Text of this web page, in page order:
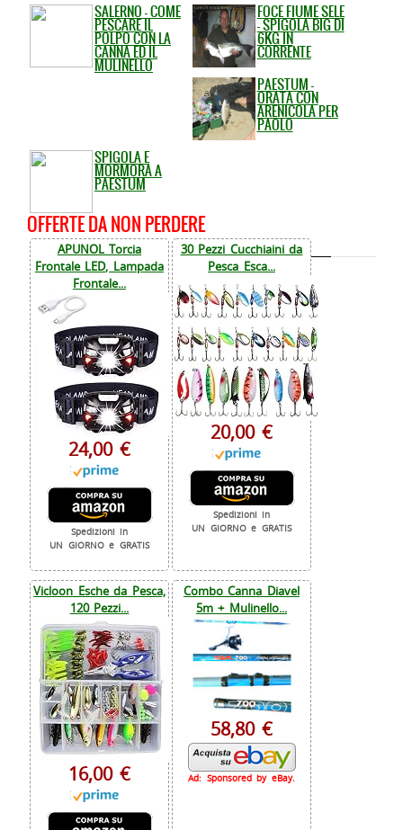
SALERNO - COME
PESCARE IL
POLPO CON LA
CANNA ED IL
MULINELLO
FOCE FIUME SELE
- SPIGOLA BIG DI
6KG IN
CORRENTE
PAESTUM -
ORATA CON
ARENICOLA PER
PAOLO
SPIGOLA E
MORMORA A
PAESTUM
OFFERTE DA NON PERDERE
APUNOL Torcia
Frontale LED, Lampada
Frontale...
24,00 €
Spedizioni in
UN GIORNO e GRATIS
30 Pezzi Cucchiaini da
Pesca Esca...
20,00 €
Spedizioni in
UN GIORNO e GRATIS
Vicloon Esche da Pesca,
120 Pezzi...
16,00 €
Combo Canna Diavel
5m + Mulinello...
58,80 €
Ad: Sponsored by eBay.